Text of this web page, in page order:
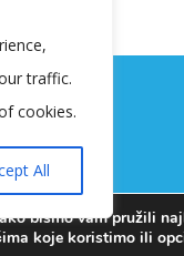
traffic.
cookies.
All
bismo vam pružili
koje koristimo ili